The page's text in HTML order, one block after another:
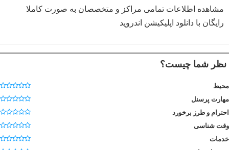
مشاهده اطلاعات تمامی مراکز و متخصصان به صورت کاملا
رایگان با دانلود اپلیکیشن اندروید
نظر شما چیست؟
محیط
مهارت پرسنل
احترام و طرز برخورد
وقت شناسی
خدمات